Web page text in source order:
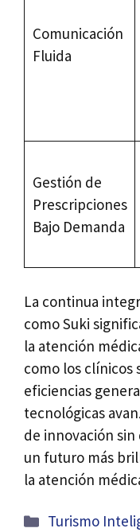
Comunicación
Fluida
Gestión de
Prescripciones
Bajo Demanda
La continua
como Suki
la atención
como los clínicos
eficiencias
tecnológicas
de innovación
un futuro más
la atención
Categorías
Turismo